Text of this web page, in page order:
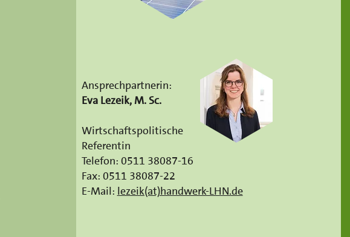
Ansprechpartnerin:
Eva Lezeik, M. Sc.
Wirtschaftspolitische
Referentin
Telefon: 0511 38087-16
Fax: 0511 38087-22
E-Mail: lezeik(at)handwerk-LHN.de